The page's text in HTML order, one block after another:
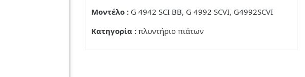
Μοντέλο : G 4942 SCI BB, G 4992 SCVI, G4992SCVI
Κατηγορία : πλυντήριο πιάτων